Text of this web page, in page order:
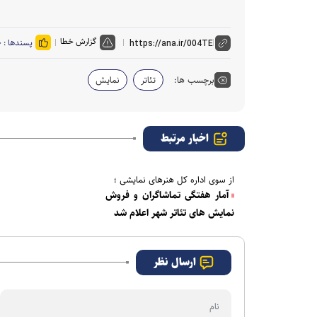
گزارش خطا پسندها :
برچسب ها: تئاتر نمایش
اخبار مرتبط
از سوی اداره کل هنرهای نمایشی ؛
آمار هفتگی تماشاگران و فروش
نمایش های تئاتر شهر اعلام شد
ارسال نظر